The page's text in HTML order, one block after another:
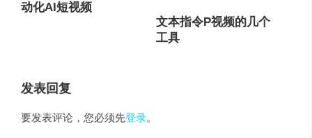
动化AI短视频
文本指令P视频的几个
工具
发表回复
要发表评论，您必须先登录。